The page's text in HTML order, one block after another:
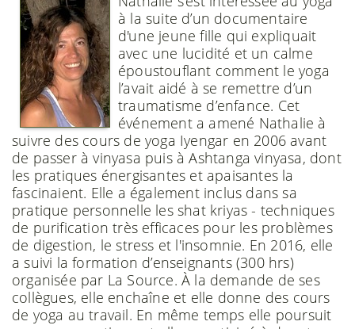
à la suite d’un documentaire
d'une jeune fille qui expliquait
avec une lucidité et un calme
époustouflant comment le yoga
l’avait aidé à se remettre d’un
traumatisme d’enfance. Cet
événement a amené Nathalie à
suivre des cours de yoga Iyengar en 2006 avant
de passer à vinyasa puis à Ashtanga vinyasa, dont
les pratiques énergisantes et apaisantes la
fascinaient. Elle a également inclus dans sa
pratique personnelle les shat kriyas - techniques
de purification très efficaces pour les problèmes
de digestion, le stress et l'insomnie. En 2016, elle
a suivi la formation d’enseignants (300 hrs)
organisée par La Source. À la demande de ses
collègues, elle enchaîne et elle donne des cours
de yoga au travail. En même temps elle poursuit